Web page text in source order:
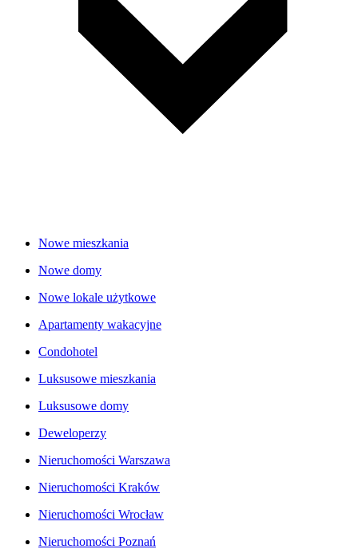
Nowe mieszkania
Nowe domy
Nowe lokale użytkowe
Apartamenty wakacyjne
Condohotel
Luksusowe mieszkania
Luksusowe domy
Deweloperzy
Nieruchomości Warszawa
Nieruchomości Kraków
Nieruchomości Wrocław
Nieruchomości Poznań